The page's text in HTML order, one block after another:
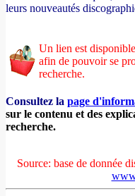
leurs nouveautés
Un lien est
afin de pouvoir se
recherche.
Consultez la page
sur le contenu et des
recherche.
Source: base de donnée